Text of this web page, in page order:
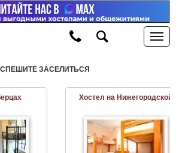
СПЕШИТЕ ЗАСЕЛИТЬСЯ
Хостел на Нижегородской